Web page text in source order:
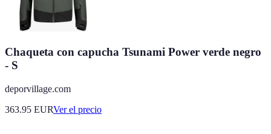
Chaqueta con capucha Tsunami Power verde negro
- S
deporvillage.com
363.95 EURVer el precio